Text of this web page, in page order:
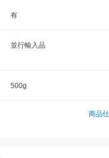
有
並行輸入品
500g
商品